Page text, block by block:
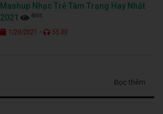
Mashup Nhạc Trẻ Tâm Trạng Hay Nhất
2021
6005
1/20/2021 - 55:00
Đọc thêm